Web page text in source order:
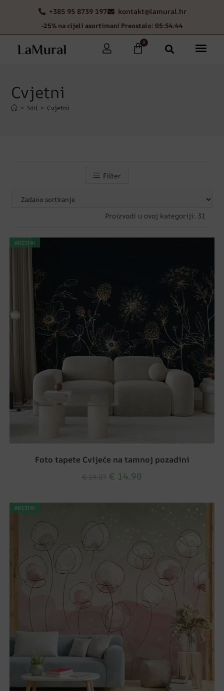
+385 95 8739 197 kontakt@lamural.hr
-25% na cijeli asortiman! Preostalo: 05:54:41
0
Cvjetni
> Stil > Cvjetni
Filter
Proizvodi u ovoj kategoriji: 31
AKCIJA!
Foto tapete Cvijeće na tamnoj pozadini
€ 14.90
AKCIJA!